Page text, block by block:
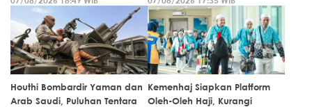
Houthi Bombardir Yaman dan
Arab Saudi, Puluhan Tentara
Kemenhaj Siapkan Platform
Oleh-Oleh Haji, Kurangi